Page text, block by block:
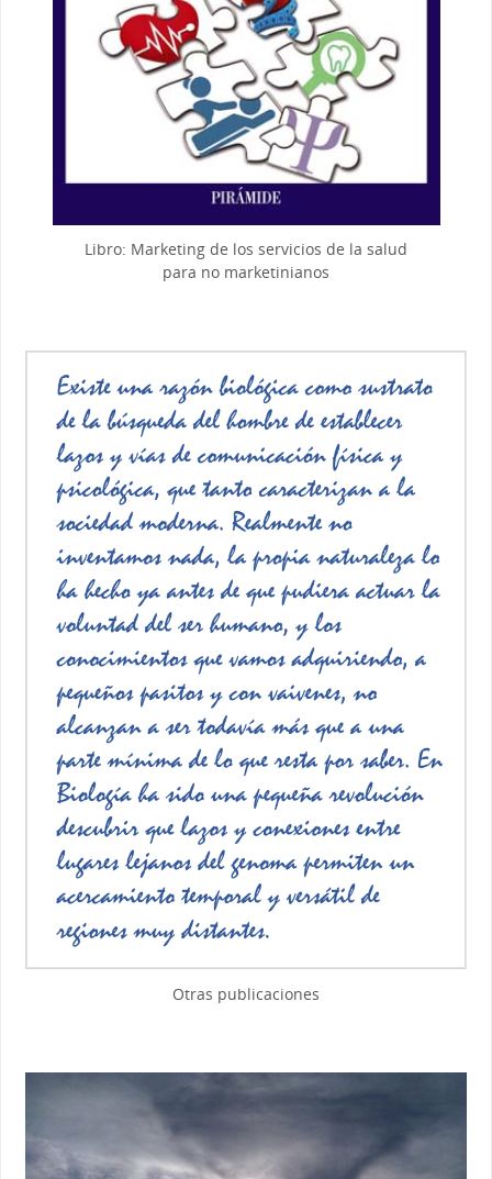
Libro: Marketing de los servicios de la salud
para no marketinianos
Otras publicaciones